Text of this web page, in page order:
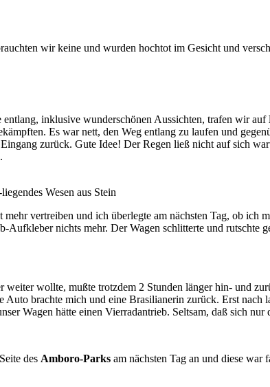
wir keine und wurden hochtot im Gesicht und
inklusive wunderschönen Aussichten, trafen wir auf
Es war nett, den Weg entlang zu laufen und
zurück. Gute Idee! Der Regen ließ nicht auf sich
Wesen aus Stein
vertreiben und ich überlegte am nächsten Tag, ob
Aufkleber nichts mehr. Der Wagen schlitterte und
wollte, mußte trotzdem 2 Stunden länger hin- und
Auto brachte mich und eine Brasilianerin zurück. Erst
Wagen hätte einen Vierradantrieb. Seltsam, daß sich
des Amboro-Parks am nächsten Tag an und diese